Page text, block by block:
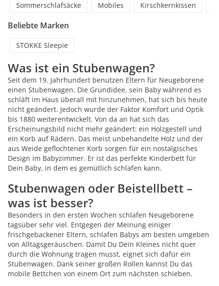
Sommerschlafsäcke Mobiles Kirschkernkissen
Beliebte Marken
STOKKE Sleepie
Was ist ein Stubenwagen?
Seit dem 19. Jahrhundert benutzen Eltern für Neugeborene
einen Stubenwagen. Die Grundidee, sein Baby während es
schläft im Haus überall mit hinzunehmen, hat sich bis heute
nicht geändert. Jedoch wurde der Faktor Komfort und Optik
bis 1880 weiterentwickelt. Von da an hat sich das
Erscheinungsbild nicht mehr geändert: ein Holzgestell und
ein Korb auf Rädern. Das meist unbehandelte Holz und der
aus Weide geflochtener Korb sorgen für ein nostalgisches
Design im Babyzimmer. Er ist das perfekte Kinderbett für
Dein Baby, in dem es gemütlich schlafen kann.
Stubenwagen oder Beistellbett –
was ist besser?
Besonders in den ersten Wochen schlafen Neugeborene
tagsüber sehr viel. Entgegen der Meinung einiger
frischgebackener Eltern, schlafen Babys am besten umgeben
von Alltagsgeräuschen. Damit Du Dein Kleines nicht quer
durch die Wohnung tragen musst, eignet sich dafür ein
Stubenwagen. Dank seiner großen Rollen kannst Du das
mobile Bettchen von einem Ort zum nächsten schieben.